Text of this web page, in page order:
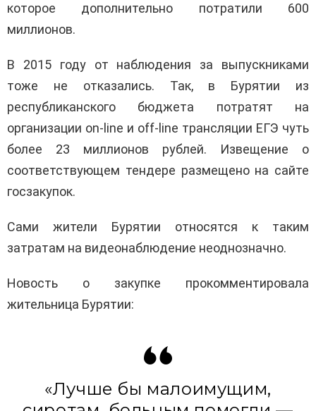
которое дополнительно потратили 600
миллионов.
В 2015 году от наблюдения за выпускниками
тоже не отказались. Так, в Бурятии из
республиканского бюджета потратят на
организации on-line и off-line трансляции ЕГЭ чуть
более 23 миллионов рублей. Извещение о
соответствующем тендере размещено на сайте
госзакупок.
Сами жители Бурятии относятся к таким
затратам на видеонаблюдение неоднозначно.
Новость о закупке прокомментировала
жительница Бурятии:
«Лучше бы малоимущим,